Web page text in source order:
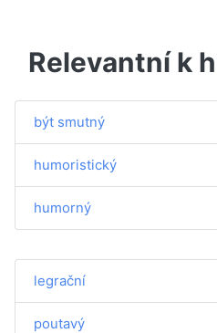
Relevantní k
být smutný
humoristický
humorný
legrační
poutavý